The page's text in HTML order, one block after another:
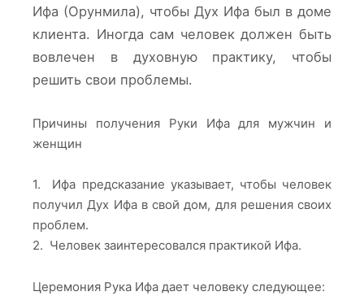
Ифа (Орунмила), чтобы Дух Ифа был в доме
клиента. Иногда сам человек должен быть
вовлечен в духовную практику, чтобы
решить свои проблемы.
Причины получения Руки Ифа для мужчин и
женщин
1. Ифа предсказание указывает, чтобы человек
получил Дух Ифа в свой дом, для решения своих
проблем.
2. Человек заинтересовался практикой Ифа.
Церемония Рука Ифа дает человеку следующее: